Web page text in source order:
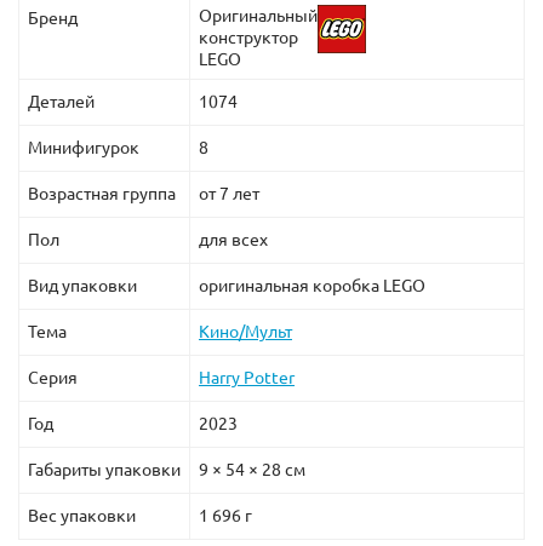
Набор Лего 75954 изначально готов к объединению с
другими наборами серии про маленького
волшебника, к примеру, объединив его с
получить поистине монументальное сооружение,
заслуживающее места на полке.
Бренд
Оригинальный
конструктор
LEGO
Деталей 1074
Минифигурок 8
Возрастная группа от 7 лет
Пол для всех
Вид упаковки оригинальная коробка LEGO
Тема Кино/Мульт
Серия Harry Potter
Год 2023
Габариты упаковки 9 × 54 × 28 см
Вес упаковки 1 696 г